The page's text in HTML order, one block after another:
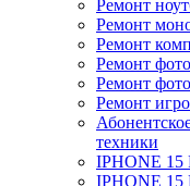
Ремонт
Ремонт
Ремонт
Ремонт
Ремонт
Ремонт
техники
IPHONE 15
IPHONE 15